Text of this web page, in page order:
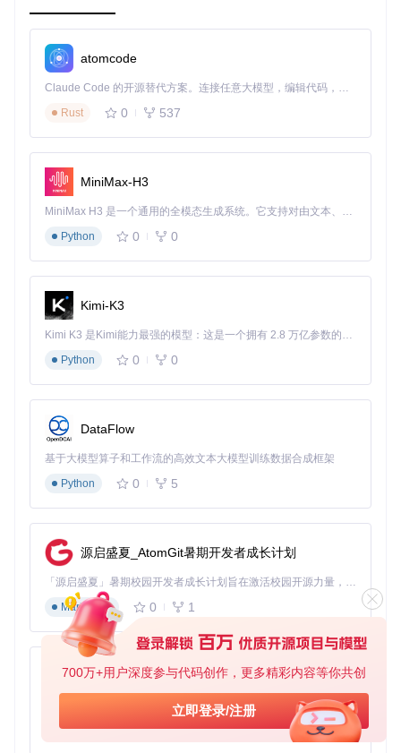
700万+用户深度参与代码创作，更多精彩内容等你共创
立即登录/注册
atomcode
Claude Code 的开源替代方案。连接任意大模型，编辑代码，运行命令，自动验证 — 全自动执行。用 Rust 构建，极致性能。 ｜ An open-source alternative to Claude Code. Connect any LLM, edit code, run commands, and verify changes — autonomously. Built in Rust for speed. Get Started
Rust
0 537
MiniMax-H3
MiniMax H3 是一个通用的全模态生成系统。它支持对由文本、图像、视频和音频组成的多模态上下文进行统一理解，并能生成分辨率高达 2K、时长可达 15 秒的带原生立体声音频的视频。得益于面向任务泛化的系统设计，H3 在预训练阶段就已具备广泛的多模态上下文理解与生成能力，能够出色地执行复杂的多模态指令。
Python
0 0
Kimi-K3
Kimi K3 是Kimi能力最强的模型：这是一个拥有 2.8 万亿参数的混合专家（MoE）模型，具备原生视觉理解能力，并支持 100 万 token 的上下文窗口。
Python
0 0
DataFlow
基于大模型算子和工作流的高效文本大模型训练数据合成框架
Python
0 5
源启盛夏_AtomGit暑期开发者成长计划
「源启盛夏」暑期校园开发者成长计划旨在激活校园开源力量，通过积分激励、认证扶持、资源倾斜等形式，引导高校组织和开发者完成「入驻 — 建项目 — 做贡献 — 获认证 — 得资源」的完整闭环。无论你是想带领社团入驻平台的组织者，还是希望用代码贡献证明自己的开发者，都能在这里找到属于你的成长路径。
Markdown
0 1
py-xiaozhi
基于Python的Xiaozhi AI，适用于想要完整Xiaozhi体验而无需拥有专用硬件的用户。
Python
0 1